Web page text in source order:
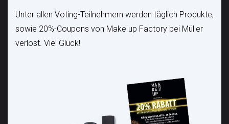
Unter allen Voting-Teilnehmern werden täglich Produkte,
sowie 20%-Coupons von Make up Factory bei Müller
verlost. Viel Glück!